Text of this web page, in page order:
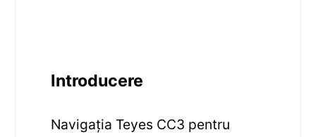
Introducere
Navigația Teyes CC3 pentru